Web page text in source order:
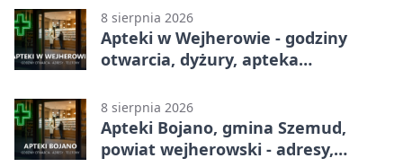
uratowali punkt w 90. minucie
8 sierpnia 2026
Apteki w Wejherowie - godziny
otwarcia, dyżury, apteka
8 sierpnia 2026
Apteki Bojano, gmina Szemud,
powiat wejherowski - adresy,